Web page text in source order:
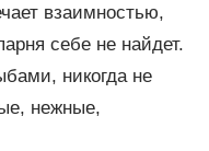
взаимностью,
себе не найдет.
никогда не
нежные,